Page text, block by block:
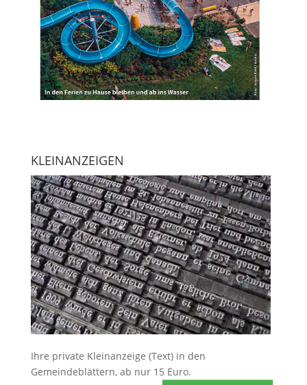
KLEINANZEIGEN
Ihre private Kleinanzeige (Text) in den
Gemeindeblättern, ab nur 15 Euro.